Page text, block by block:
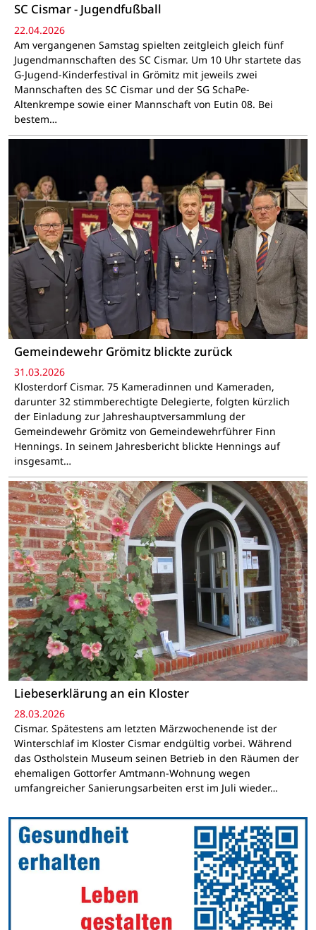
SC Cismar - Jugendfußball
22.04.2026
Am vergangenen Samstag spielten zeitgleich gleich fünf
Jugendmannschaften des SC Cismar. Um 10 Uhr startete das
G-Jugend-Kinderfestival in Grömitz mit jeweils zwei
Mannschaften des SC Cismar und der SG SchaPe-
Altenkrempe sowie einer Mannschaft von Eutin 08. Bei
bestem…
Gemeindewehr Grömitz blickte zurück
31.03.2026
Klosterdorf Cismar. 75 Kameradinnen und Kameraden,
darunter 32 stimmberechtigte Delegierte, folgten kürzlich
der Einladung zur Jahreshauptversammlung der
Gemeindewehr Grömitz von Gemeindewehrführer Finn
Hennings. In seinem Jahresbericht blickte Hennings auf
insgesamt…
Liebeserklärung an ein Kloster
28.03.2026
Cismar. Spätestens am letzten Märzwochenende ist der
Winterschlaf im Kloster Cismar endgültig vorbei. Während
das Ostholstein Museum seinen Betrieb in den Räumen der
ehemaligen Gottorfer Amtmann-Wohnung wegen
umfangreicher Sanierungsarbeiten erst im Juli wieder…